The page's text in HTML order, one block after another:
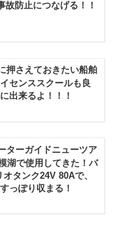
故防止につなげる！！
押さえておきたい船舶
センススクールも良
出来るよ！！！
ターガイドニューツア
湖で使用してきた！バ
タンク24V 80Aで、
っぽり収まる！